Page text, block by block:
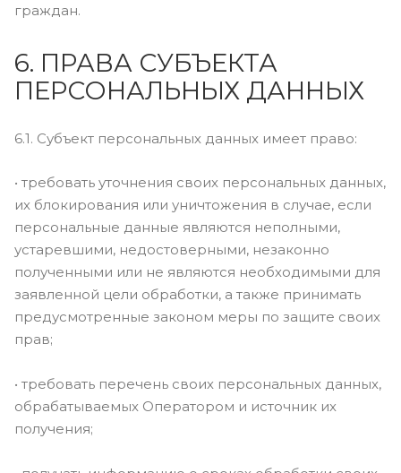
граждан.
6. ПРАВА СУБЪЕКТА
ПЕРСОНАЛЬНЫХ ДАННЫХ
6.1. Субъект персональных данных имеет право:
• требовать уточнения своих персональных данных,
их блокирования или уничтожения в случае, если
персональные данные являются неполными,
устаревшими, недостоверными, незаконно
полученными или не являются необходимыми для
заявленной цели обработки, а также принимать
предусмотренные законом меры по защите своих
прав;
• требовать перечень своих персональных данных,
обрабатываемых Оператором и источник их
получения;